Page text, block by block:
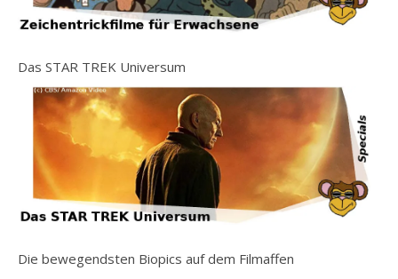
Das STAR TREK Universum
Die bewegendsten Biopics auf dem Filmaffen